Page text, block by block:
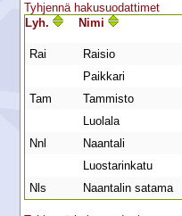
Tyhjennä hakusuodattimet
Lyh.
Nimi
Rai Raisio
Paikkari
Tam
Tammisto
Luolala
Nnl
Naantali
Luostarinkatu
Nls
Naantalin satama